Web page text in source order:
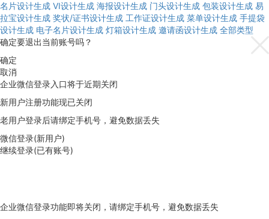
名片设计生成 VI设计生成 海报设计生成 门头设计生成 包装设计生成 易
拉宝设计生成 奖状/证书设计生成 工作证设计生成 菜单设计生成 手提袋
设计生成 电子名片设计生成 灯箱设计生成 邀请函设计生成 全部类型
确定要退出当前账号吗？
确定
取消
企业微信登录入口将于近期关闭
新用户注册功能现已关闭
老用户登录后请绑定手机号，避免数据丢失
微信登录(新用户)
继续登录(已有账号)
企业微信登录功能即将关闭，请绑定手机号，避免数据丢失